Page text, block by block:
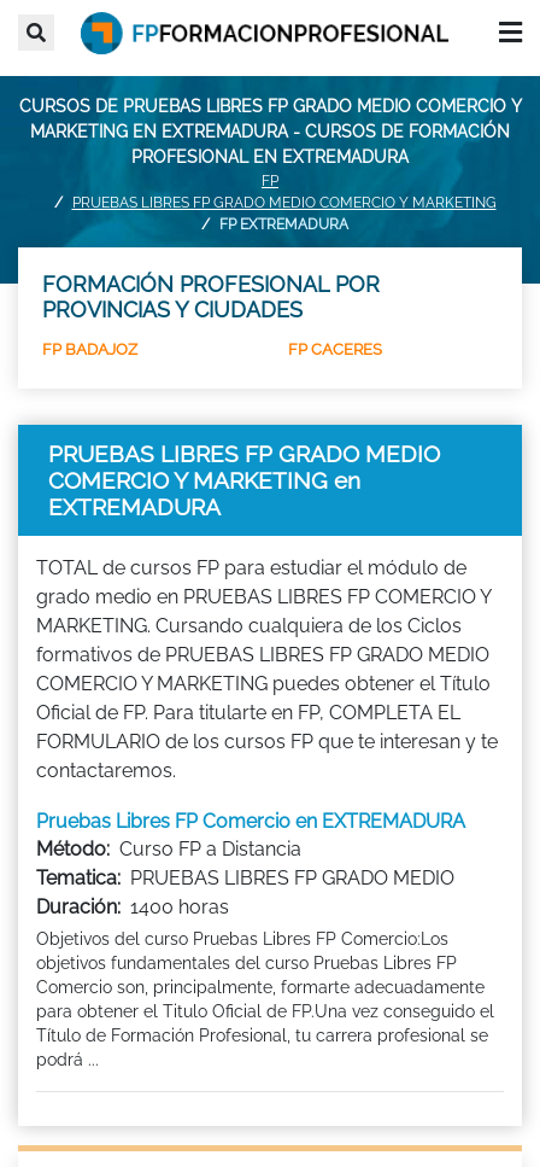
CURSOS DE PRUEBAS LIBRES FP GRADO MEDIO COMERCIO Y
MARKETING EN EXTREMADURA - CURSOS DE FORMACIÓN
PROFESIONAL EN EXTREMADURA
FP
PRUEBAS LIBRES FP GRADO MEDIO COMERCIO Y MARKETING
FP EXTREMADURA
FORMACIÓN PROFESIONAL POR
PROVINCIAS Y CIUDADES
FP BADAJOZ FP CACERES
PRUEBAS LIBRES FP GRADO MEDIO
COMERCIO Y MARKETING en
EXTREMADURA
TOTAL de cursos FP para estudiar el módulo de
grado medio en PRUEBAS LIBRES FP COMERCIO Y
MARKETING. Cursando cualquiera de los Ciclos
formativos de PRUEBAS LIBRES FP GRADO MEDIO
COMERCIO Y MARKETING puedes obtener el Título
Oficial de FP. Para titularte en FP, COMPLETA EL
FORMULARIO de los cursos FP que te interesan y te
contactaremos.
Pruebas Libres FP Comercio en EXTREMADURA
Método: Curso FP a Distancia
Tematica: PRUEBAS LIBRES FP GRADO MEDIO
Duración: 1400 horas
Objetivos del curso Pruebas Libres FP Comercio:Los
objetivos fundamentales del curso Pruebas Libres FP
Comercio son, principalmente, formarte adecuadamente
para obtener el Titulo Oficial de FP.Una vez conseguido el
Título de Formación Profesional, tu carrera profesional se
podrá ...